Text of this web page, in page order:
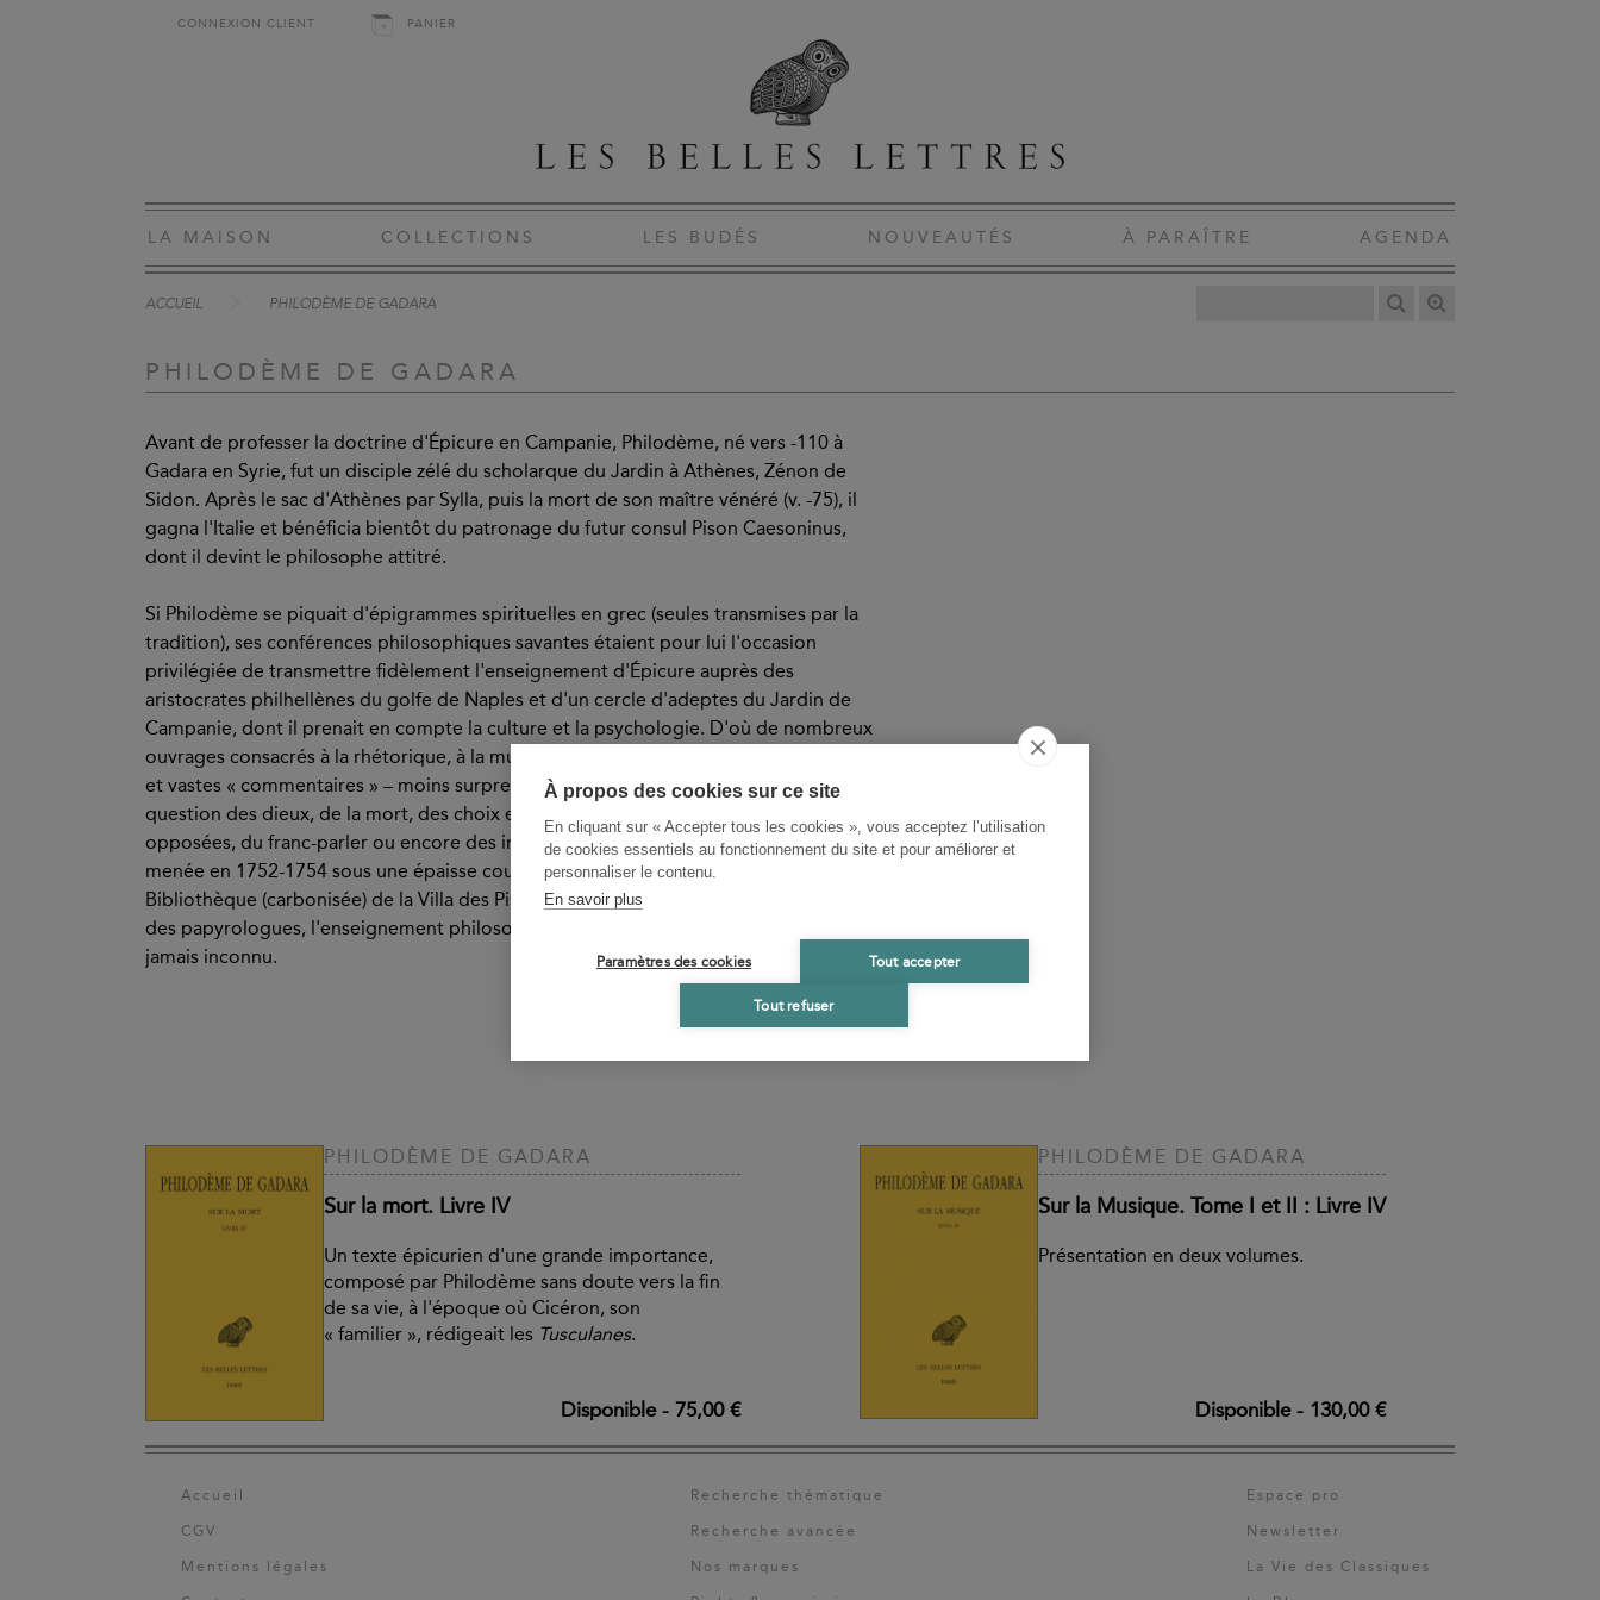
À propos des cookies sur ce site
En cliquant sur « Accepter tous les cookies », vous acceptez l’utilisation
de cookies essentiels au fonctionnement du site et pour améliorer et
personnaliser le contenu.
En savoir plus
Paramètres des cookies Tout accepter
Tout refuser
CONNEXION CLIENT PANIER
LA MAISON COLLECTIONS LES BUDÉS NOUVEAUTÉS À PARAÎTRE AGENDA
ACCUEIL PHILODÈME DE GADARA
PHILODÈME DE GADARA
Avant de professer la doctrine d'Épicure en Campanie, Philodème, né vers -110 à
Gadara en Syrie, fut un disciple zélé du scholarque du Jardin à Athènes, Zénon de
Sidon. Après le sac d'Athènes par Sylla, puis la mort de son maître vénéré (v. -75), il
gagna l'Italie et bénéficia bientôt du patronage du futur consul Pison Caesoninus,
dont il devint le philosophe attitré.
Si Philodème se piquait d'épigrammes spirituelles en grec (seules transmises par la
tradition), ses conférences philosophiques savantes étaient pour lui l'occasion
privilégiée de transmettre fidèlement l'enseignement d'Épicure auprès des
aristocrates philhellènes du golfe de Naples et d'un cercle d'adeptes du Jardin de
Campanie, dont il prenait en compte la culture et la psychologie. D'où de nombreux
ouvrages consacrés à la rhétorique, à la musique ou à la poésie, à côté de multiples
et vastes « commentaires » – moins surprenants de la part d'un Épicurien – où il est
question des dieux, de la mort, des choix et des rejets, mais aussi des vices et vertus
opposées, du franc-parler ou encore des inférences par signes. Sans l'exploration,
menée en 1752-1754 sous une épaisse couche de dépôts volcaniques, de la
Bibliothèque (carbonisée) de la Villa des Pisons à Herculanum, et la patience infinie
des papyrologues, l'enseignement philosophique de Philodème nous serait resté à
jamais inconnu.
PHILODÈME DE GADARA
Sur la mort. Livre IV
Un texte épicurien d'une grande importance,
composé par Philodème sans doute vers la fin
de sa vie, à l'époque où Cicéron, son
« familier », rédigeait les Tusculanes.
Disponible- 75,00 €
PHILODÈME DE GADARA
Sur la Musique. Tome I et II : Livre IV
Présentation en deux volumes.
Disponible- 130,00 €
Accueil
CGV
Mentions légales
Recherche thématique
Recherche avancée
Nos marques
Espace pro
Newsletter
La Vie des Classiques